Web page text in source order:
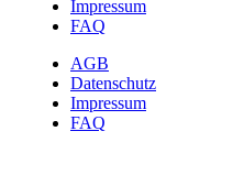
Impressum
FAQ
AGB
Datenschutz
Impressum
FAQ